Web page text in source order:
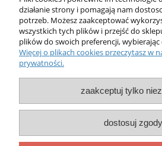
O nas
Obsługa klienta
Pomoc
Moje konto
działanie strony i pomagają nam
potrzeb. Możesz zaakceptować
wszystkich tych plików i przejść do
plików do swoich preferencji,
Więcej o plikach cookies przeczytasz w
prywatności.
zaakceptuj tylko
dostosuj zgody